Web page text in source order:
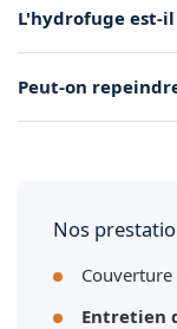
recommandé,
L'hydrofuge est-
des mousses et
Peut-on
Nos
Couverture
Entretien